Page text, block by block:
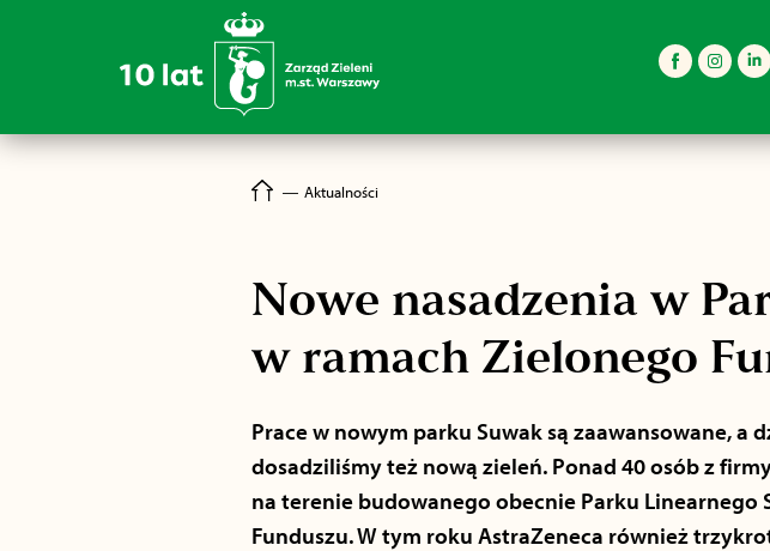
― Aktualności
Nowe nasadzenia w
w ramach Zielonego
Prace w nowym parku Suwak są zaawansowane, a
dosadziliśmy też nową zieleń. Ponad 40 osób z
na terenie budowanego obecnie Parku Linearnego
Funduszu. W tym roku AstraZeneca również